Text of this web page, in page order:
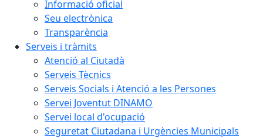
Informació oficial
Seu electrònica
Transparència
Serveis i tràmits
Atenció al Ciutadà
Serveis Tècnics
Serveis Socials i Atenció a les Persones
Servei Joventut DINAMO
Servei local d'ocupació
Seguretat Ciutadana i Urgències Municipals